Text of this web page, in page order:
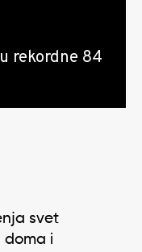
rekordne 84
svet
doma i